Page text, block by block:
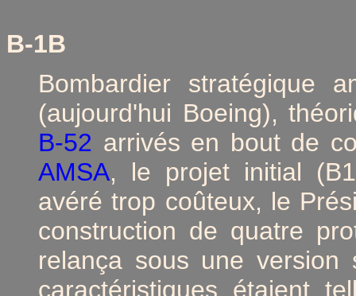
B-1B
Bombardier stratégique
(aujourd'hui Boeing),
B-52 arrivés en bout de
AMSA, le projet initial
avéré trop coûteux, le
construction de quatre
relança sous une
caractéristiques étaient